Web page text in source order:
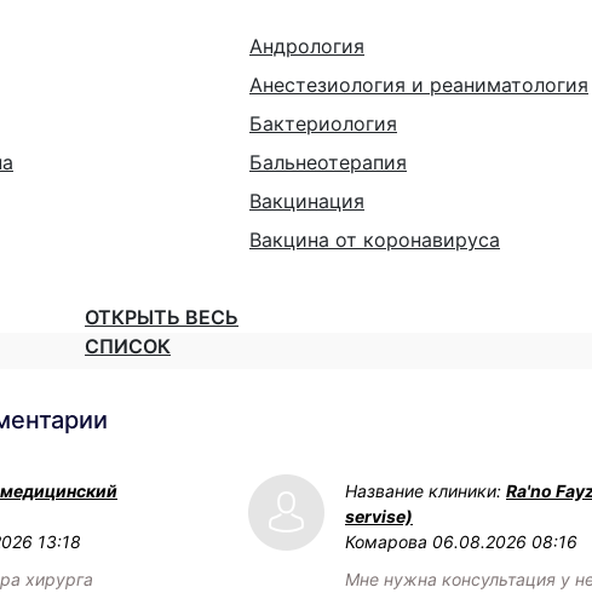
Андрология
Анестезиология и реаниматология
Бактериология
Бальнеотерапия
Вакцинация
Вакцина от коронавируса
ОТКРЫТЬ ВЕСЬ
СПИСОК
медицинский
13:18
хирурга
Название клиники: Ra'no
servise)
Комарова 06.08.2026 08:16
Мне нужна консультация у